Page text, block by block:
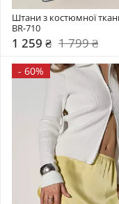
Штани з костюмної
BR-710
1 259 ₴ 1 799 ₴
- 60%